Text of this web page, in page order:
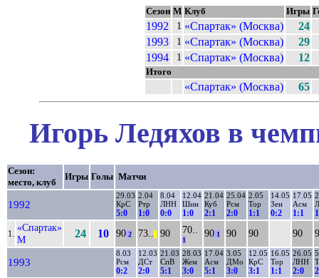
Сезон М Клуб Игры
1992 1 «Спартак» (Москва)
24
1993
1 «Спартак» (Москва)
29
1994
1 «Спартак» (Москва) 12
Итого
«Спартак» (Москва) 65
Игорь Ледяхов в
Сезон:
место, клуб
Игры Голы Матчи
1992
29.03
КрС
5:0
2.04
Ртр
1:0
8.04
ЛНН
0:0
12.04
Шин
1:0
21.04
Куб
2:1
25.04
Рсм
2:0
2.05
Тор
1:1
14.05
Зен
0:2
17.05
Асм
1:1
1.
«Спартак»
М
24 10 90 2 73.. 90 70..
1
90 1 90 90 90
1993
8.03
Рсм
0:2
12.03
ДСт
2:0
21.03
СпВ
5:1
28.03
Жем
3:0
17.04
Асм
5:1
3.05
ДМо
3:0
12.05
КрС
3:1
16.05
Тор
1:1
26.05
ЛНН
2:0